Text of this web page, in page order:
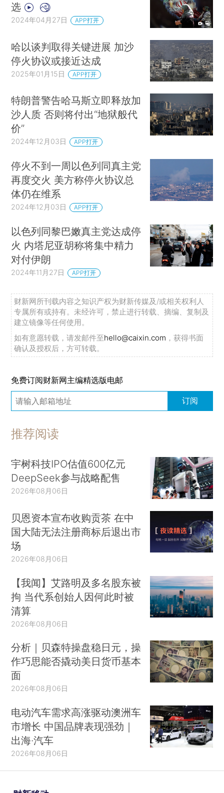
选
2024年04月27日 APP打开
哈以谈判取得关键进展 加沙
停火协议或接近达成
2025年01月15日 APP打开
特朗普警告哈马斯立即释放加
沙人质 否则将付出“地狱般代
价”
2024年12月03日 APP打开
停火不到一周以色列同真主党
再度交火 美方称停火协议总
体仍在维系
2024年12月03日 APP打开
以色列同黎巴嫩真主党达成停
火 内塔尼亚胡称将集中精力
对付伊朗
2024年11月27日 APP打开
财新网所刊载内容之知识产权为财新传媒及/或相关权利人
专属所有或持有。未经许可，禁止进行转载、摘编、复制及
建立镜像等任何使用。
如有意愿转载，请发邮件至hello@caixin.com ，获得书面
确认及授权后，方可转载。
免费订阅财新网主编精选版电邮
订阅
推荐阅读
宇树科技IPO估值600亿元
DeepSeek参与战略配售
2026年08月06日
贝恩资本宣布收购贡茶 在中
国大陆无法注册商标后退出市
场
2026年08月06日
【我闻】艾路明及多名股东被
拘 当代系创始人因何此时被
清算
2026年08月06日
分析｜贝森特操盘稳日元，操
作巧思能否撬动美日货币基本
面
2026年08月06日
电动汽车需求高涨驱动澳洲车
市增长 中国品牌表现强劲｜
出海·汽车
2026年08月06日